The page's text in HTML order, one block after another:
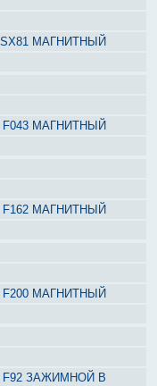
МАГНИТНЫЙ
МАГНИТНЫЙ
МАГНИТНЫЙ
МАГНИТНЫЙ
F92 ЗАЖИМНОЙ В